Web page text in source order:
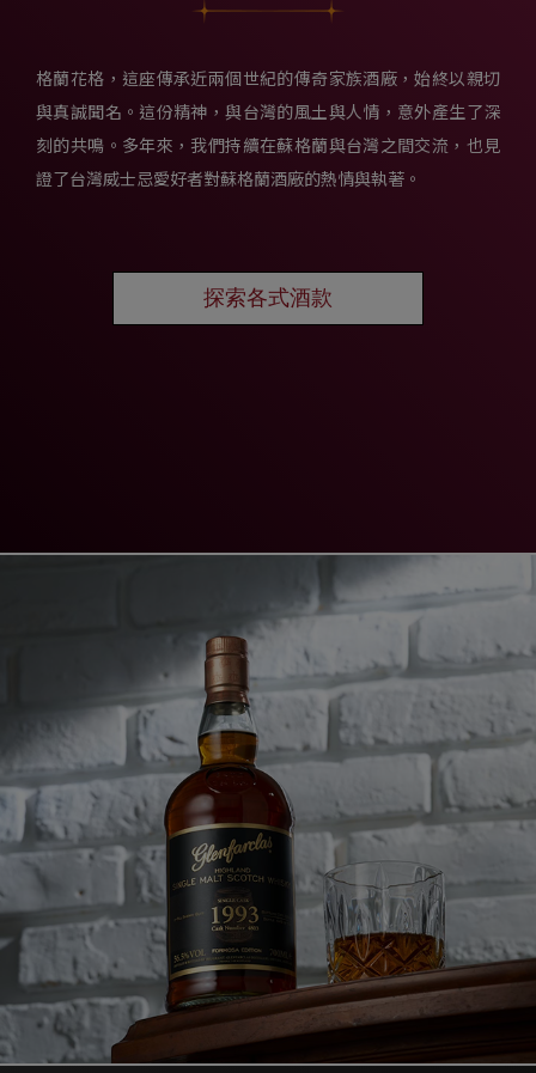
格蘭花格，這座傳承近兩個世紀的傳奇家族酒廠，始終以親切
與真誠聞名。這份精神，與台灣的風土與人情，意外產生了深
刻的共鳴。多年來，我們持續在蘇格蘭與台灣之間交流，也見
證了台灣威士忌愛好者對蘇格蘭酒廠的熱情與執著。
探索各式酒款